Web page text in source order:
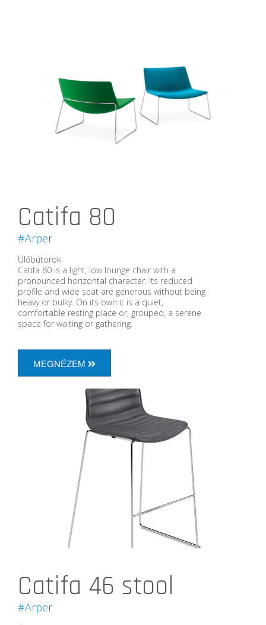
Catifa 80
#Arper
Ülőbútorok
Catifa 80 is a light, low lounge chair with a
pronounced horizontal character. Its reduced
profile and wide seat are generous without being
heavy or bulky. On its own it is a quiet,
comfortable resting place or, grouped, a serene
space for waiting or gathering.
MEGNÉZEM
Catifa 46 stool
#Arper